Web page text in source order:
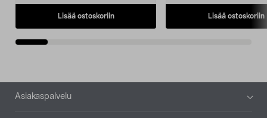
Lisää ostoskoriin Lisää ostoskoriin
Alatunniste
Asiakaspalvelu